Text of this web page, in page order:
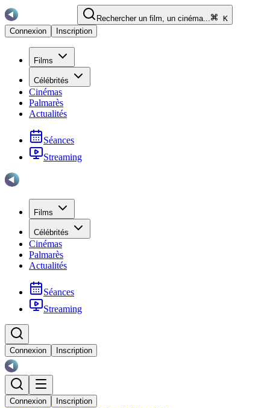
Rechercher un film, un cinéma...
K
Connexion
Inscription
Films
Célébrités
Cinémas
Palmarès
Actualités
Séances
Streaming
Films
Célébrités
Cinémas
Palmarès
Actualités
Séances
Streaming
Connexion Inscription
Connexion Inscription